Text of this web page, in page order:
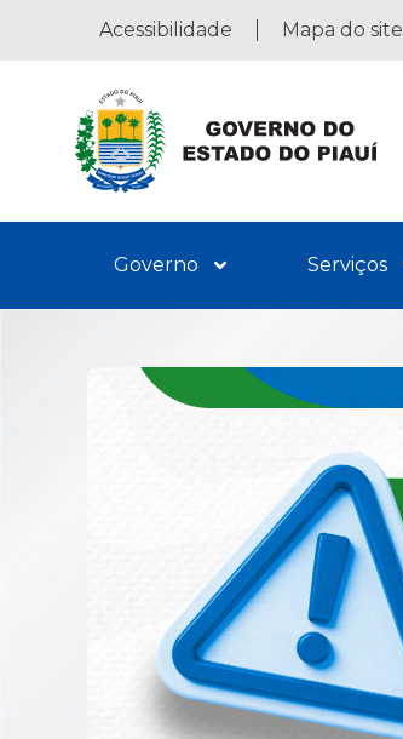
Acessibilidade Mapa do site
Governo Serviços